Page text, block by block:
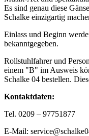
Es sind genau diese
Schalke einzigartig
Einlass und Beginn
bekanntgegeben.
Rollstuhlfahrer und
einem "B" im Ausweis
Schalke 04 bestellen.
Kontaktdaten:
Tel. 0209 – 97751877
E-Mail: